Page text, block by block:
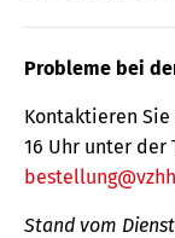
Probleme bei
Kontaktieren Sie
16 Uhr unter der
Stand vom